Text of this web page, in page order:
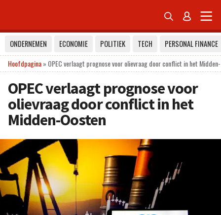
 
ONDERNEMEN ECONOMIE POLITIEK TECH
PERSONAL FINANCE
Hoofdpagina» OPEC verlaagt prognose voor olievraag door conflict in het
OPEC verlaagt prognose voor
olievraag door conflict in het
Midden-Oosten